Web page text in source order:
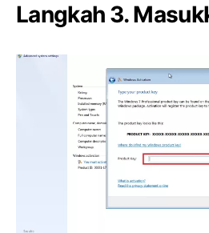
Langkah 3.